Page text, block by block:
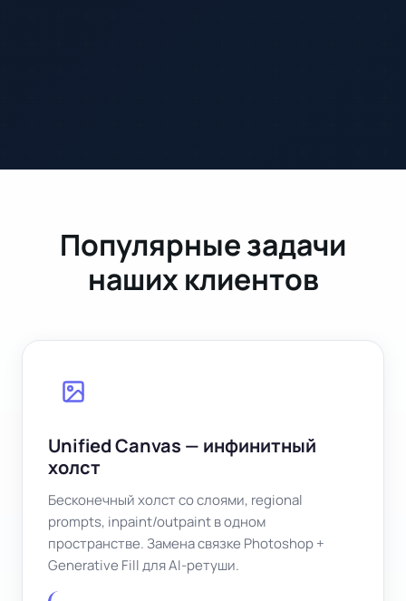
Популярные задачи
наших клиентов
Unified Canvas — инфинитный
холст
Бесконечный холст со слоями, regional
prompts, inpaint/outpaint в одном
пространстве. Замена связке Photoshop +
Generative Fill для AI‑ретуши.